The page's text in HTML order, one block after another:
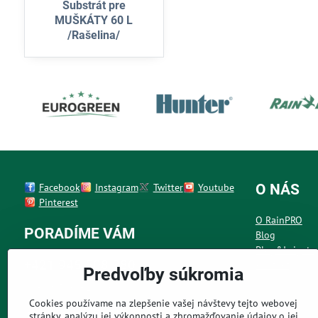
Substrát pre
MUŠKÁTY 60 L
/Rašelina/
Facebook Instagram Twitter
Youtube
Pinterest
PORADÍME VÁM
+421 945 508 380
info@rainpro.sk
O NÁS
O RainPRO
Blog
Plug&Irrigate
Predvoľby súkromia
Cookies používame na zlepšenie vašej návštevy tejto webovej